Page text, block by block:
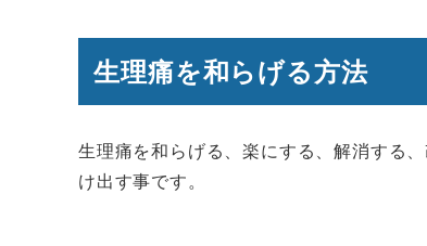
生理痛を和らげる方法
生理痛を和らげる、楽にする、解消する
け出す事です。